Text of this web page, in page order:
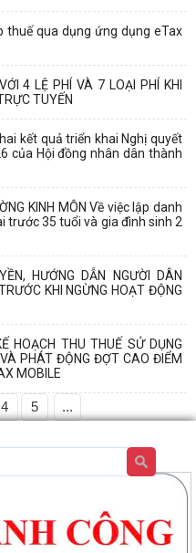
thuế qua dụng ứng dụng eTax
4 LỆ PHÍ VÀ 7 LOẠI PHÍ KHI
TUYẾN
kết quả triển khai Nghị quyết
của Hội đồng nhân dân thành
KINH MÔN Về việc lập danh
trước 35 tuổi và gia đình sinh 2
HƯỚNG DẪN NGƯỜI DÂN
KHI NGỪNG HOẠT ĐỘNG
HOẠCH THU THUẾ SỬ DỤNG
PHÁT ĐỘNG ĐỢT CAO ĐIỂM
MOBILE
4 5 ...